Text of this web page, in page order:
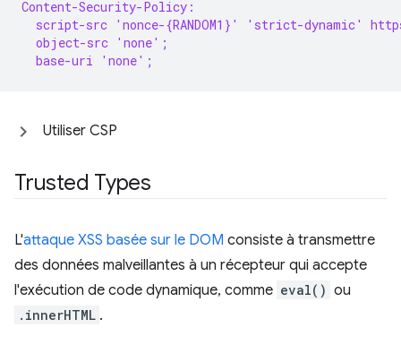
Content-Security-Policy:
script-src 'nonce-{RANDOM1}' 'strict-dynamic'
  object-src 'none';
  base-uri 'none';
Utiliser CSP
Trusted Types
L'attaque XSS basée sur le DOM consiste à transmettre
des données malveillantes à un récepteur qui accepte
l'exécution de code dynamique, comme eval() ou
.innerHTML .